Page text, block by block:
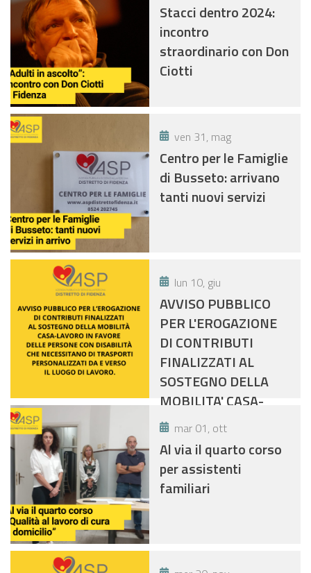
Stacci dentro 2024:
incontro
straordinario con Don
Ciotti
ven 31, mag
Centro per le Famiglie
di Busseto: arrivano
tanti nuovi servizi
lun 10, giu
AVVISO PUBBLICO
PER L'EROGAZIONE
DI CONTRIBUTI
FINALIZZATI AL
SOSTEGNO DELLA
MOBILITA' CASA-
LAVORO IN FAVORE
DELLE PERSONE CON
DISABILTA' CHE
NECESSITANO DI
TRASPORTI
mar 01, ott
Al via il quarto corso
per assistenti
familiari